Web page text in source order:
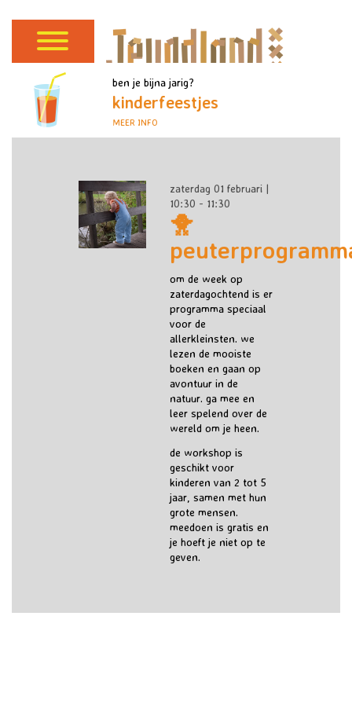
ben je bijna jarig?
kinderfeestjes
MEER INFO
zaterdag 01 februari |
10:30 - 11:30
🐥
om de week op
zaterdagochtend is er
programma speciaal
voor de
allerkleinsten. we
lezen de mooiste
boeken en gaan op
avontuur in de
natuur. ga mee en
leer spelend over de
wereld om je heen.
de workshop is
geschikt voor
kinderen van 2 tot 5
jaar, samen met hun
grote mensen.
meedoen is gratis en
je hoeft je niet op te
geven.